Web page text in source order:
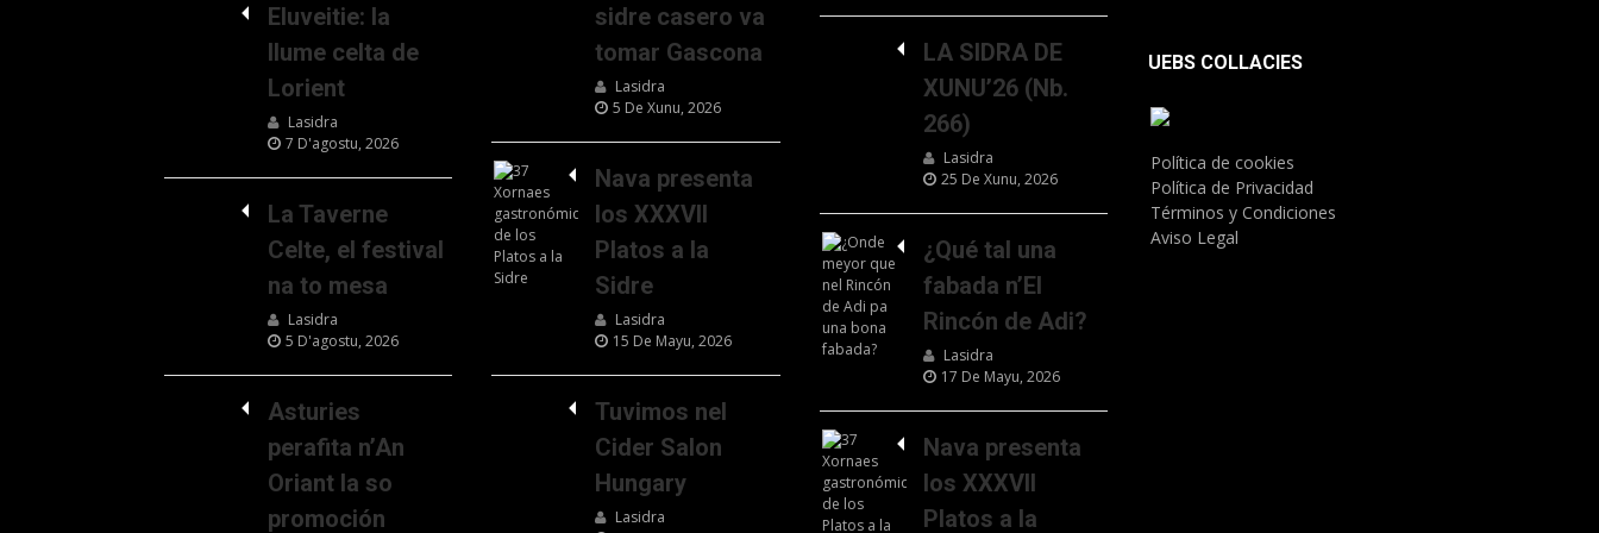
Eluveitie: la
llume celta de
Lorient
Lasidra
7 D'agostu, 2026
La Taverne
Celte, el festival
na to mesa
Lasidra
5 D'agostu, 2026
Asturies
perafita n’An
Oriant la so
promoción
sidre casero va
tomar Gascona
Lasidra
5 De Xunu, 2026
Nava presenta
los XXXVII
Platos a la
Sidre
Lasidra
15 De Mayu, 2026
Tuvimos nel
Cider Salon
Hungary
Lasidra
LA SIDRA DE
XUNU’26 (Nb.
266)
Lasidra
25 De Xunu, 2026
¿Qué tal una
fabada n’El
Rincón de Adi?
Lasidra
17 De Mayu, 2026
Nava presenta
los XXXVII
Platos a la
UEBS COLLACIES
Política de cookies
Política de Privacidad
Términos y Condiciones
Aviso Legal